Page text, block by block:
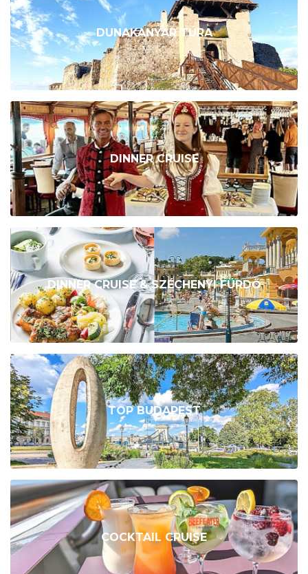
DUNAKANYAR TÚRA
DINNER CRUISE
DINNER CRUISE & SZÉCHENYI FÜRDŐ
TOP BUDAPEST
COCKTAIL CRUISE